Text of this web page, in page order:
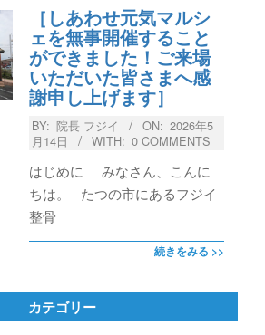
［しあわせ元気マルシ
ェを無事開催すること
ができました！ご来場
いただいた皆さまへ感
謝申し上げます］
BY: 院長 フジイ ON: 2026年5
月14日
WITH: 0 COMMENTS
はじめに みなさん、こんに
ちは。 たつの市にあるフジイ
整骨
続きをみる >>
カテゴリー